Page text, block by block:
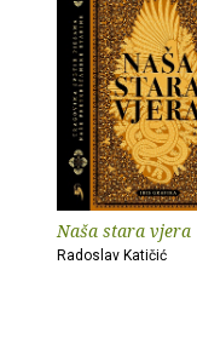
Naša stara vjera
Radoslav Katičić